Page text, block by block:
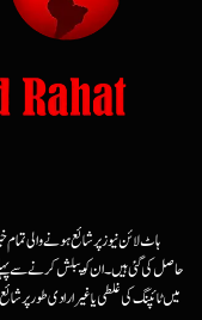
ہاٹ لائن نیوز پر شائع ہونے والی
حاصل کی گئی ہیں۔ ان کو پبلش کرنے سے
میں ٹائپنگ کی غلطی یا غیرارادی طور پر